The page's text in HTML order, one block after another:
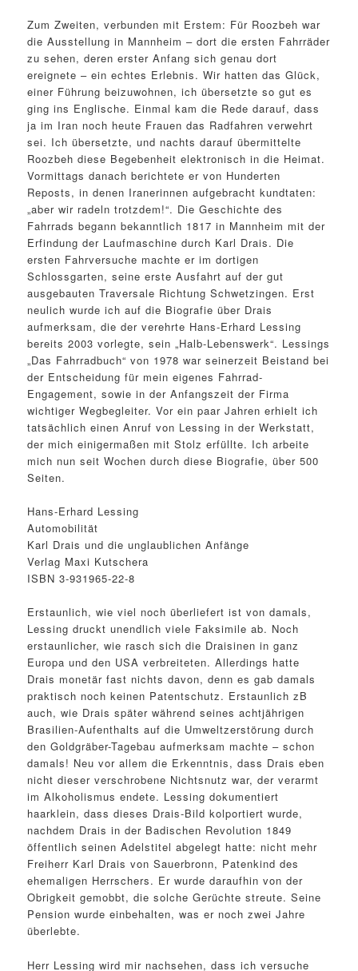
Zum Zweiten, verbunden mit Erstem: Für Roozbeh war
die Ausstellung in Mannheim – dort die ersten Fahrräder
zu sehen, deren erster Anfang sich genau dort
ereignete – ein echtes Erlebnis. Wir hatten das Glück,
einer Führung beizuwohnen, ich übersetzte so gut es
ging ins Englische. Einmal kam die Rede darauf, dass
ja im Iran noch heute Frauen das Radfahren verwehrt
sei. Ich übersetzte, und nachts darauf übermittelte
Roozbeh diese Begebenheit elektronisch in die Heimat.
Vormittags danach berichtete er von Hunderten
Reposts, in denen Iranerinnen aufgebracht kundtaten:
„aber wir radeln trotzdem!“. Die Geschichte des
Fahrrads begann bekanntlich 1817 in Mannheim mit der
Erfindung der Laufmaschine durch Karl Drais. Die
ersten Fahrversuche machte er im dortigen
Schlossgarten, seine erste Ausfahrt auf der gut
ausgebauten Traversale Richtung Schwetzingen. Erst
neulich wurde ich auf die Biografie über Drais
aufmerksam, die der verehrte Hans-Erhard Lessing
bereits 2003 vorlegte, sein „Halb-Lebenswerk“. Lessings
„Das Fahrradbuch“ von 1978 war seinerzeit Beistand bei
der Entscheidung für mein eigenes Fahrrad-
Engagement, sowie in der Anfangszeit der Firma
wichtiger Wegbegleiter. Vor ein paar Jahren erhielt ich
tatsächlich einen Anruf von Lessing in der Werkstatt,
der mich einigermaßen mit Stolz erfüllte. Ich arbeite
mich nun seit Wochen durch diese Biografie, über 500
Seiten.
Hans-Erhard Lessing
Automobilität
Karl Drais und die unglaublichen Anfänge
Verlag Maxi Kutschera
ISBN 3-931965-22-8
Erstaunlich, wie viel noch überliefert ist von damals,
Lessing druckt unendlich viele Faksimile ab. Noch
erstaunlicher, wie rasch sich die Draisinen in ganz
Europa und den USA verbreiteten. Allerdings hatte
Drais monetär fast nichts davon, denn es gab damals
praktisch noch keinen Patentschutz. Erstaunlich zB
auch, wie Drais später während seines achtjährigen
Brasilien-Aufenthalts auf die Umweltzerstörung durch
den Goldgräber-Tagebau aufmerksam machte – schon
damals! Neu vor allem die Erkenntnis, dass Drais eben
nicht dieser verschrobene Nichtsnutz war, der verarmt
im Alkoholismus endete. Lessing dokumentiert
haarklein, dass dieses Drais-Bild kolportiert wurde,
nachdem Drais in der Badischen Revolution 1849
öffentlich seinen Adelstitel abgelegt hatte: nicht mehr
Freiherr Karl Drais von Sauerbronn, Patenkind des
ehemaligen Herrschers. Er wurde daraufhin von der
Obrigkeit gemobbt, die solche Gerüchte streute. Seine
Pension wurde einbehalten, was er noch zwei Jahre
überlebte.
Herr Lessing wird mir nachsehen, dass ich versuche